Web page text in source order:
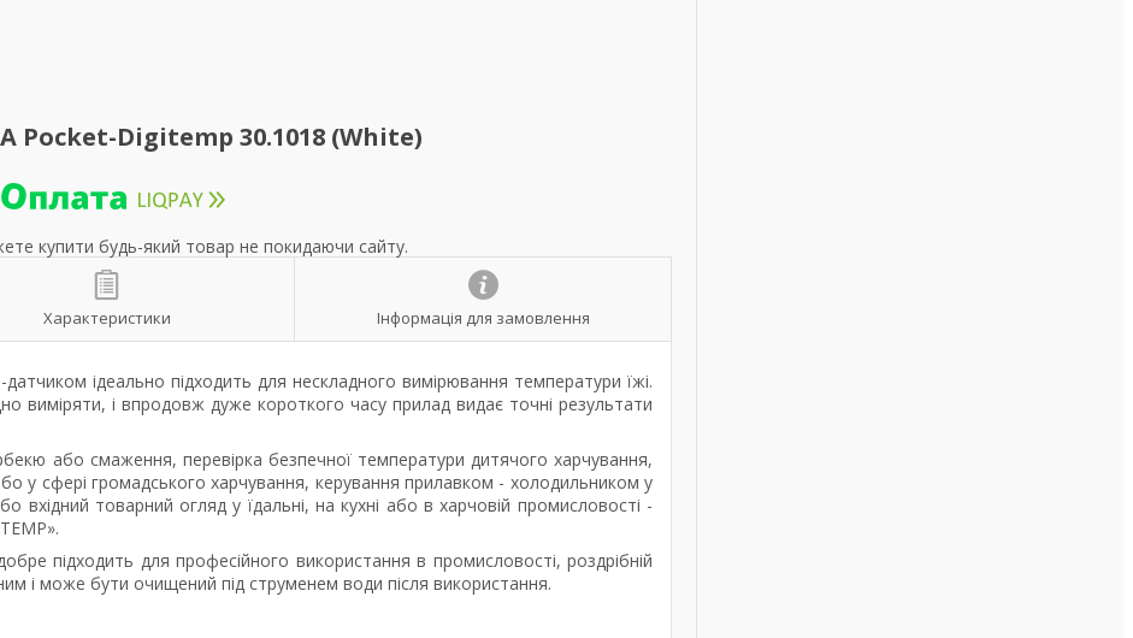
Digitemp 30.1018 (White)
купити будь-який товар не покидаючи сайту.
Характеристики Інформація для замовлення
ідеально підходить для нескладного вимірювання температури їжі.
виміряти, і впродовж дуже короткого часу прилад видає точні результати
або смаження, перевірка безпечної температури дитячого харчування,
у сфері громадського харчування, керування прилавком - холодильником у
вхідний товарний огляд у їдальні, на кухні або в харчовій промисловості -
підходить для професійного використання в промисловості, роздрібній
і може бути очищений під струменем води після використання.